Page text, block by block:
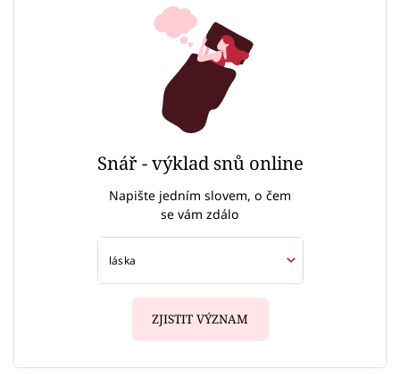
Snář - výklad snů online
Napište jedním slovem, o čem
se vám zdálo
ZJISTIT VÝZNAM